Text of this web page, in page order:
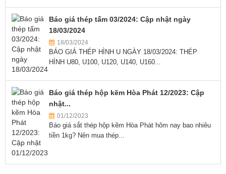
Báo giá thép tấm 03/2024: Cập nhật ngày
18/03/2024
18/03/2024
BÁO GIÁ THÉP HÌNH U NGÀY 18/03/2024: THÉP
HÌNH U80, U100, U120, U140, U160...
Báo giá thép hộp kẽm Hòa Phát 12/2023: Cập
nhật...
01/12/2023
Báo giá sắt thép hộp kẽm Hòa Phát hôm nay bao nhiêu
tiền 1kg? Nên mua thép...